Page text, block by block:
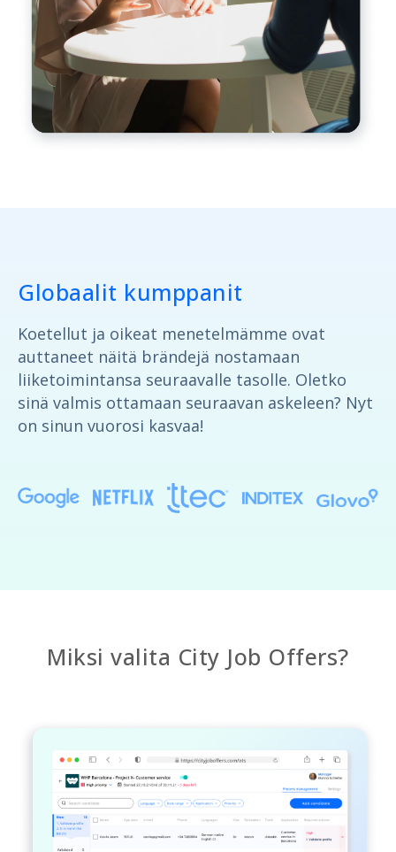
Globaalit kumppanit
Koetellut ja oikeat menetelmämme ovat
auttaneet näitä brändejä nostamaan
liiketoimintansa seuraavalle tasolle. Oletko
sinä valmis ottamaan seuraavan askeleen? Nyt
on sinun vuorosi kasvaa!
Miksi valita City Job Offers?